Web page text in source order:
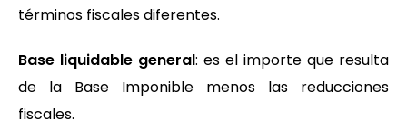
términos fiscales diferentes.
Base liquidable general: es el importe que resulta
de la Base Imponible menos las reducciones
fiscales.